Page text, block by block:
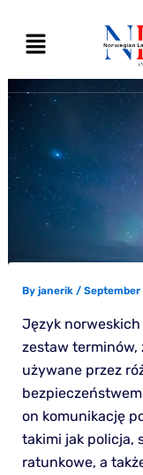
content
Menu
By janerik / September
Język
zestaw terminów,
używane przez
on komunikację
takimi jak policja,
ratunkowe, a